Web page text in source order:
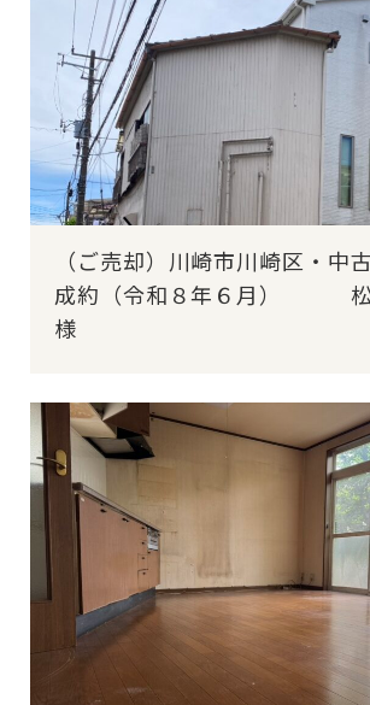
（ご売却）川崎市川崎区・中
成約（令和８年６月）
様